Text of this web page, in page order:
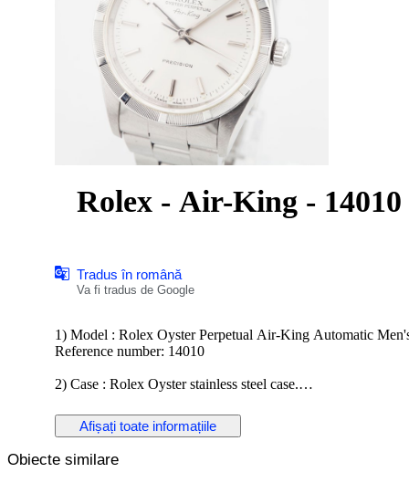
Rolex - Air-King -
Tradus în română
Va fi tradus de Google
1) Model : Rolex Oyster Perpetual Air-King Automatic
Reference number: 14010
2) Case : Rolex Oyster stainless steel case.
3) Dial : Rolex dial with silver hands and markers; engine-
4) Movement : Rolex automatic winding movement
Afișați toate informațiile
Obiecte similare